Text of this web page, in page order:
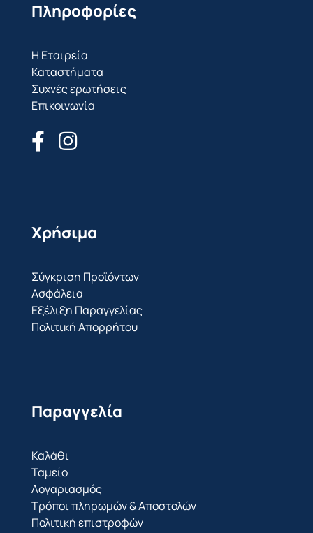
Πληροφορίες
Η Εταιρεία
Καταστήματα
Συχνές ερωτήσεις
Επικοινωνία
Χρήσιμα
Σύγκριση Προϊόντων
Ασφάλεια
Εξέλιξη Παραγγελίας
Πολιτική Απορρήτου
Παραγγελία
Καλάθι
Ταμείο
Λογαριασμός
Τρόποι πληρωμών & Αποστολών
Πολιτική επιστροφών